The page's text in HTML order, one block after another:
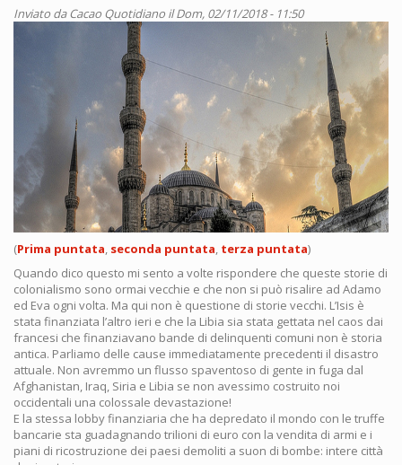
Inviato daCacao Quotidiano il Dom, 02/11/2018 - 11:50
(Prima puntata, seconda puntata, terza puntata)
Quando dico questo mi sento a volte rispondere che queste storie di
colonialismo sono ormai vecchie e che non si può risalire ad Adamo
ed Eva ogni volta. Ma qui non è questione di storie vecchi. L’Isis è
stata finanziata l’altro ieri e che la Libia sia stata gettata nel caos dai
francesi che finanziavano bande di delinquenti comuni non è storia
antica. Parliamo delle cause immediatamente precedenti il disastro
attuale. Non avremmo un flusso spaventoso di gente in fuga dal
Afghanistan, Iraq, Siria e Libia se non avessimo costruito noi
occidentali una colossale devastazione!
E la stessa lobby finanziaria che ha depredato il mondo con le truffe
bancarie sta guadagnando trilioni di euro con la vendita di armi e i
piani di ricostruzione dei paesi demoliti a suon di bombe: intere città